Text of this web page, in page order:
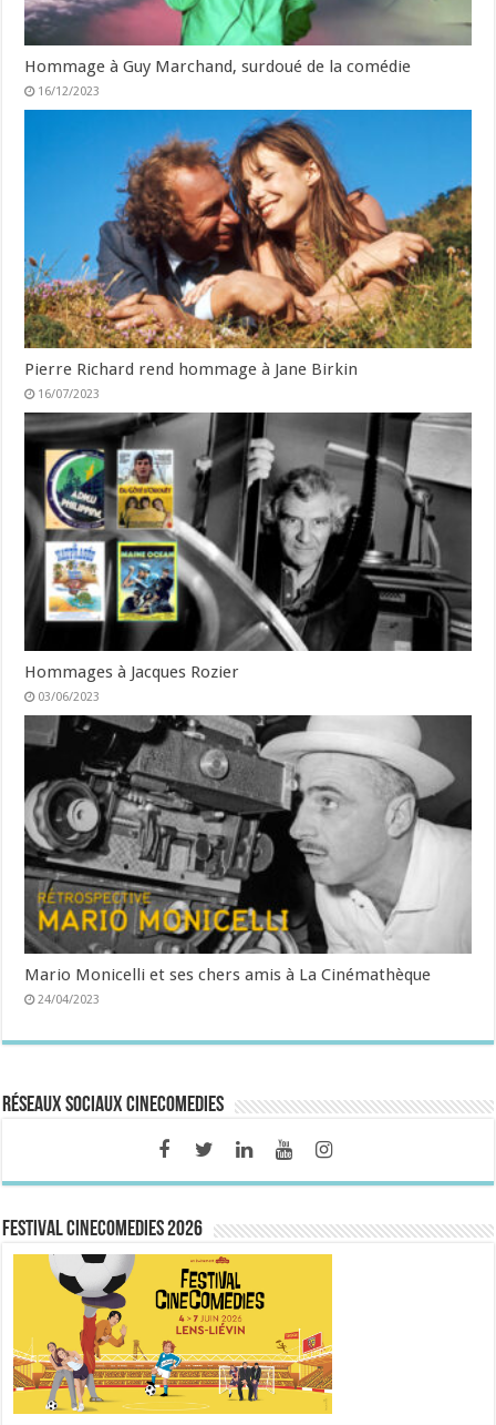
Hommage à Guy Marchand, surdoué de la comédie
16/12/2023
Pierre Richard rend hommage à Jane Birkin
16/07/2023
Hommages à Jacques Rozier
03/06/2023
Mario Monicelli et ses chers amis à La Cinémathèque
24/04/2023
Réseaux sociaux CineComedies
FESTIVAL CINECOMEDIES 2026